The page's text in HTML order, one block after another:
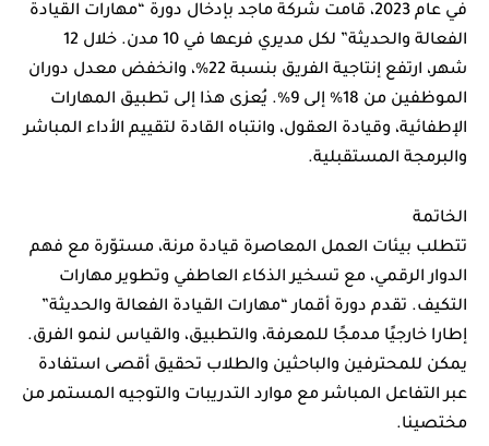
في عام 2023، قامت شركة ماجد بإدخال دورة “مهارات القيادة
الفعالة والحديثة” لكل مديري فرعها في 10 مدن. خلال 12
شهر، ارتفع إنتاجية الفريق بنسبة 22%، وانخفض معدل دوران
الموظفين من 18% إلى 9%. يُعزى هذا إلى تطبيق المهارات
الإطفائية، وقيادة العقول، وانتباه القادة لتقييم الأداء المباشر
والبرمجة المستقبلية.
الخاتمة
تتطلب بيئات العمل المعاصرة قيادة مرنة، مستوّرة مع فهم
الدوار الرقمي، مع تسخير الذكاء العاطفي وتطوير مهارات
التكيف. تقدم دورة أقمار “مهارات القيادة الفعالة والحديثة”
إطارا خارجيًا مدمجًا للمعرفة، والتطبيق، والقياس لنمو الفرق.
يمكن للمحترفين والباحثين والطلاب تحقيق أقصى استفادة
عبر التفاعل المباشر مع موارد التدريبات والتوجيه المستمر من
مختصينا.